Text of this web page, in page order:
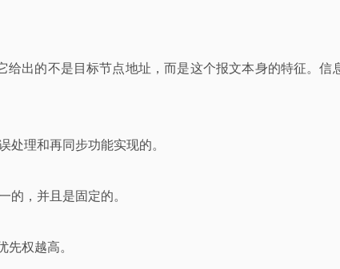
出的不是目标节点地址，而是这个报文本身的特征。
处理和再同步功能实现的。
的，并且是固定的。
权越高。